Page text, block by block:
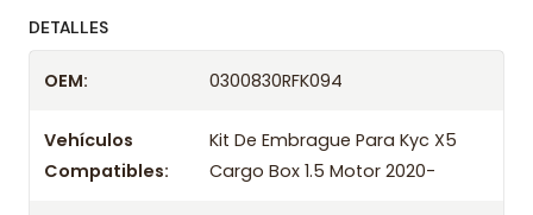
tienda previo correo de confirmación.
DETALLES
OEM: 0300830RFK094
Vehículos
Compatibles:
Kit De Embrague Para Kyc X5
Cargo Box 1.5 Motor 2020-